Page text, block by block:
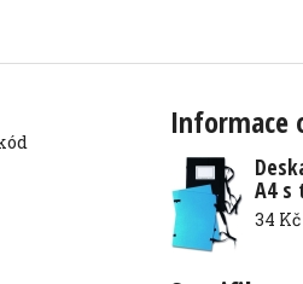
Informace
A4 s
34 Kč